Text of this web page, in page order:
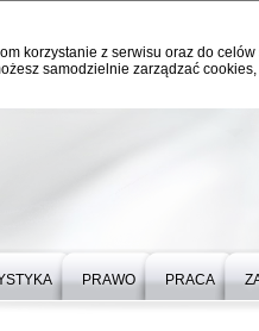
korzystanie z serwisu oraz do
samodzielnie zarządzać
PRAWO PRACA